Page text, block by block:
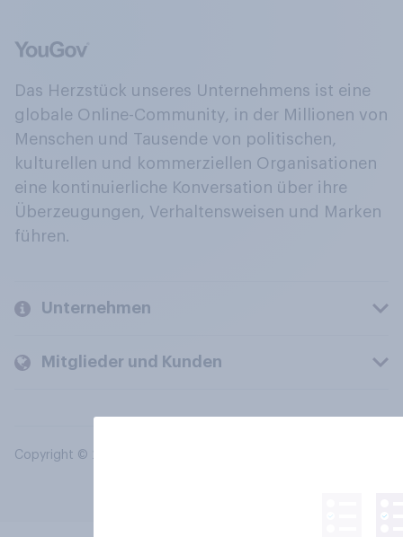
Das Herzstück unseres Unternehmens ist eine
globale Online-Community, in der Millionen von
Menschen und Tausende von politischen,
kulturellen und kommerziellen Organisationen
eine kontinuierliche Konversation über ihre
Überzeugungen, Verhaltensweisen und Marken
führen.
Unternehmen
Mitglieder und Kunden
Copyright © 2026 YouGov PLC. Alle Rechte vorbehalten.